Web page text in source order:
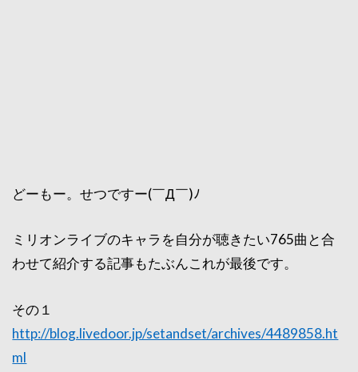
どーもー。せつですー(￣Д￣)ﾉ
ミリオンライブのキャラを自分が聴きたい765曲と合
わせて紹介する記事もたぶんこれが最後です。
その１
http://blog.livedoor.jp/setandset/archives/4489858.ht
ml